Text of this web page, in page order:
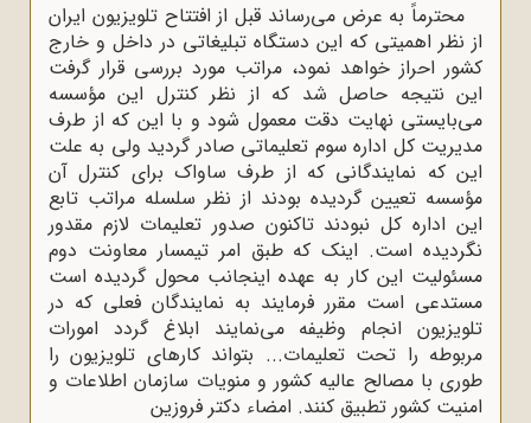
محترماً به عرض می‌رساند قبل از افتتاح تلویزیون ایران
از نظر اهمیتی که این دستگاه تبلیغاتی در داخل و خارج
کشور احراز خواهد نمود، مراتب مورد بررسی قرار گرفت
این نتیجه حاصل شد که از نظر کنترل این مؤسسه
می‌بایستی نهایت دقت معمول شود و با این که از طرف
مدیریت کل اداره سوم تعلیماتی صادر گردید ولی به علت
این که نمایندگانی که از طرف ساواک برای کنترل آن
مؤسسه تعیین گردیده بودند از نظر سلسله مراتب تابع
این اداره کل نبودند تاکنون صدور تعلیمات لازم مقدور
نگردیده است. اینک که طبق امر تیمسار معاونت دوم
مسئولیت این کار به عهده اینجانب محول گردیده است
مستدعی است مقرر فرمایند به نمایندگان فعلی که در
تلویزیون انجام وظیفه می‌نمایند ابلاغ گردد امورات
مربوطه را تحت تعلیمات... بتواند کارهای تلویزیون را
طوری با مصالح عالیه کشور و منویات سازمان اطلاعات و
امنیت کشور تطبیق کنند. امضاء دکتر فروزین